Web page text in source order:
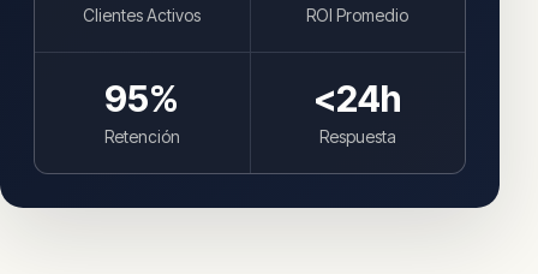
Clientes Activos ROI Promedio
95%
Retención
<24h
Respuesta